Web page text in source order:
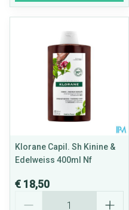
Klorane Capil. Sh Kinine &
Edelweiss 400ml Nf
€ 18,50